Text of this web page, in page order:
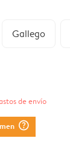
Gallego
de envío
question_mark_circle